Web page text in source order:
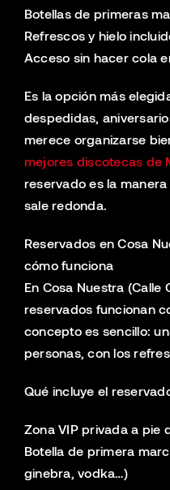
Botellas de primeras
Refrescos y hielo
Acceso sin hacer cola
Es la opción más
despedidas,
merece organizarse
mejores discotecas de
reservado es la
sale redonda.
Reservados en Cosa
cómo funciona
En Cosa Nuestra (Calle
reservados funcionan
concepto es sencillo:
personas, con los
Qué incluye el
Zona VIP privada a pie
Botella de primera
ginebra, vodka…)